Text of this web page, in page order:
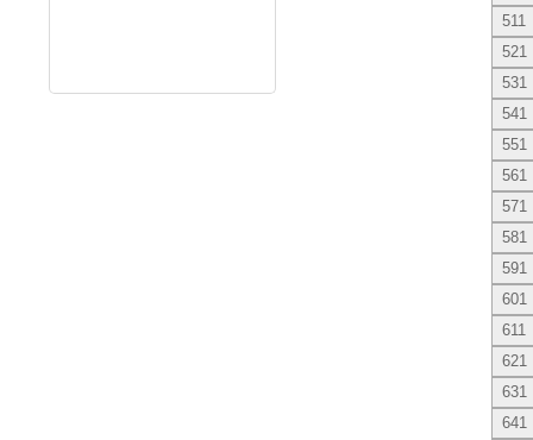
511
521
531
541
551
561
571
581
591
601
611
621
631
641